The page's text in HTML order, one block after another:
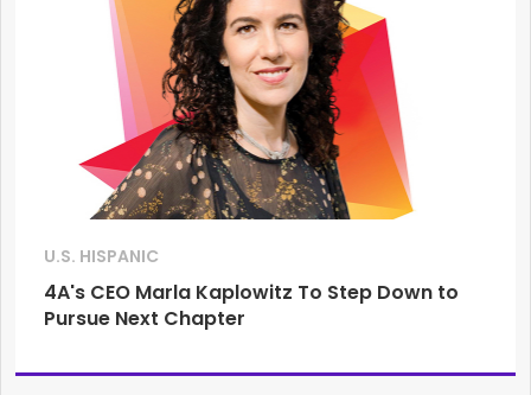
U.S. HISPANIC
4A's CEO Marla Kaplowitz To Step Down to
Pursue Next Chapter